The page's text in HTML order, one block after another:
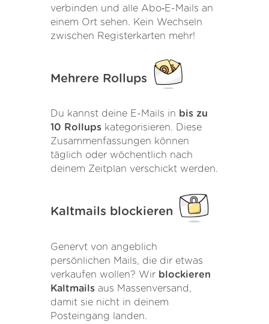
verbinden und alle Abo‑E-Mails an
einem Ort sehen. Kein Wechseln
zwischen Registerkarten mehr!
Mehrere Rollups
Du kannst deine E-Mails in bis zu
10 Rollups kategorisieren. Diese
Zusammenfassungen können
täglich oder wöchentlich nach
deinem Zeitplan verschickt werden.
Kaltmails blockieren
Genervt von angeblich
persönlichen Mails, die dir etwas
verkaufen wollen? Wir blockieren
Kaltmails aus Massenversand,
damit sie nicht in deinem
Posteingang landen.